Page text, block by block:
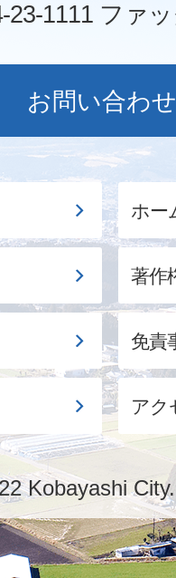
23-1111 ファ
お問い合わせ
ホー
著作
免責
アク
Kobayashi